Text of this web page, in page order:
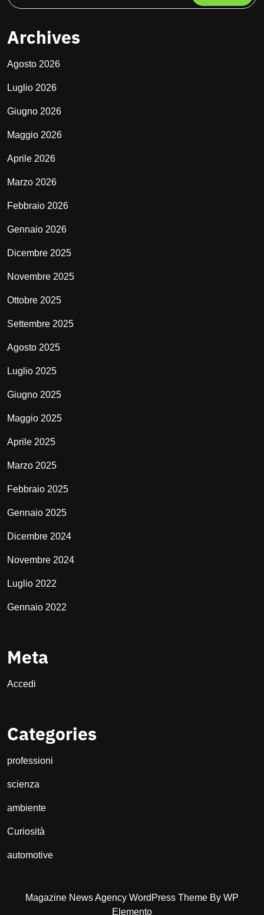
Archives
Agosto 2026
Luglio 2026
Giugno 2026
Maggio 2026
Aprile 2026
Marzo 2026
Febbraio 2026
Gennaio 2026
Dicembre 2025
Novembre 2025
Ottobre 2025
Settembre 2025
Agosto 2025
Luglio 2025
Giugno 2025
Maggio 2025
Aprile 2025
Marzo 2025
Febbraio 2025
Gennaio 2025
Dicembre 2024
Novembre 2024
Luglio 2022
Gennaio 2022
Meta
Accedi
Categories
professioni
scienza
ambiente
Curiosità
automotive
Magazine News Agency WordPress Theme By WP
Elemento